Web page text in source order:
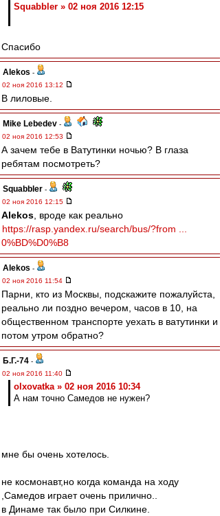
Squabbler » 02 ноя 2016 12:15
Спасибо
Alekos -
02 ноя 2016 13:12
В лиловые.
Mike Lebedev -
02 ноя 2016 12:53
А зачем тебе в Ватутинки ночью? В глаза
ребятам посмотреть?
Squabbler -
02 ноя 2016 12:15
Alekos , вроде как реально
https://rasp.yandex.ru/search/bus/?from ...
0%BD%D0%B8
Alekos -
02 ноя 2016 11:54
Парни, кто из Москвы, подскажите пожалуйста,
реально ли поздно вечером, часов в 10, на
общественном транспорте уехать в ватутинки и
потом утром обратно?
Б.Г.-74 -
02 ноя 2016 11:40
olxovatka » 02 ноя 2016 10:34
А нам точно Самедов не нужен?
мне бы очень хотелось.
не космонавт,но когда команда на ходу
,Самедов играет очень прилично..
в Динаме так было при Силкине.